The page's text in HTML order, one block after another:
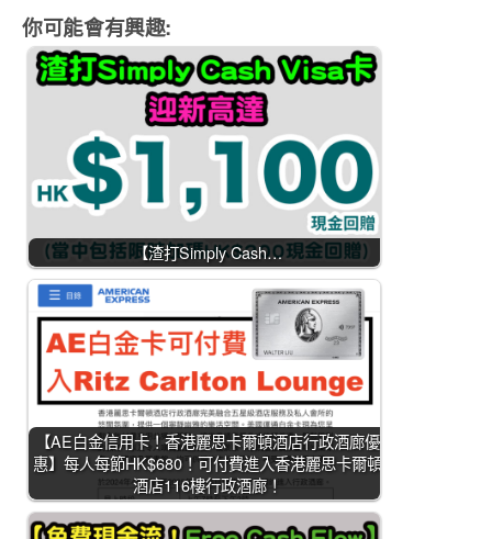
你可能會有興趣:
【渣打Simply Cash…
【AE白金信用卡！香港麗思卡爾頓酒店行政酒廊優
惠】每人每節HK$680！可付費進入香港麗思卡爾頓
酒店116樓行政酒廊！